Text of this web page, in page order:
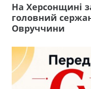
На Херсонщині
головний
Овруччини